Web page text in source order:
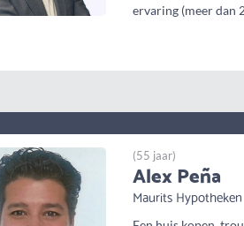
ervaring (meer dan
(55 jaar)
Alex Peña
Maurits Hypotheken